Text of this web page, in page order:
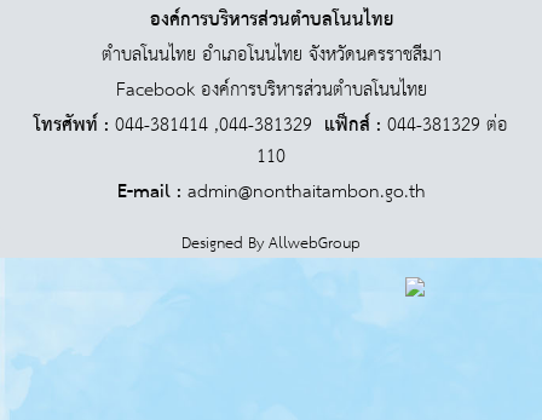
องค์การบริหารส่วนตำบลโนนไทย
ตำบลโนนไทย อำเภอโนนไทย จังหวัดนครราชสีมา
Facebook องค์การบริหารส่วนตำบลโนนไทย
โทรศัพท์ : 044-381414 ,044-381329 แฟ็กส์ : 044-381329 ต่อ
110
E-mail : admin@nonthaitambon.go.th
Designed ByAllwebGroup